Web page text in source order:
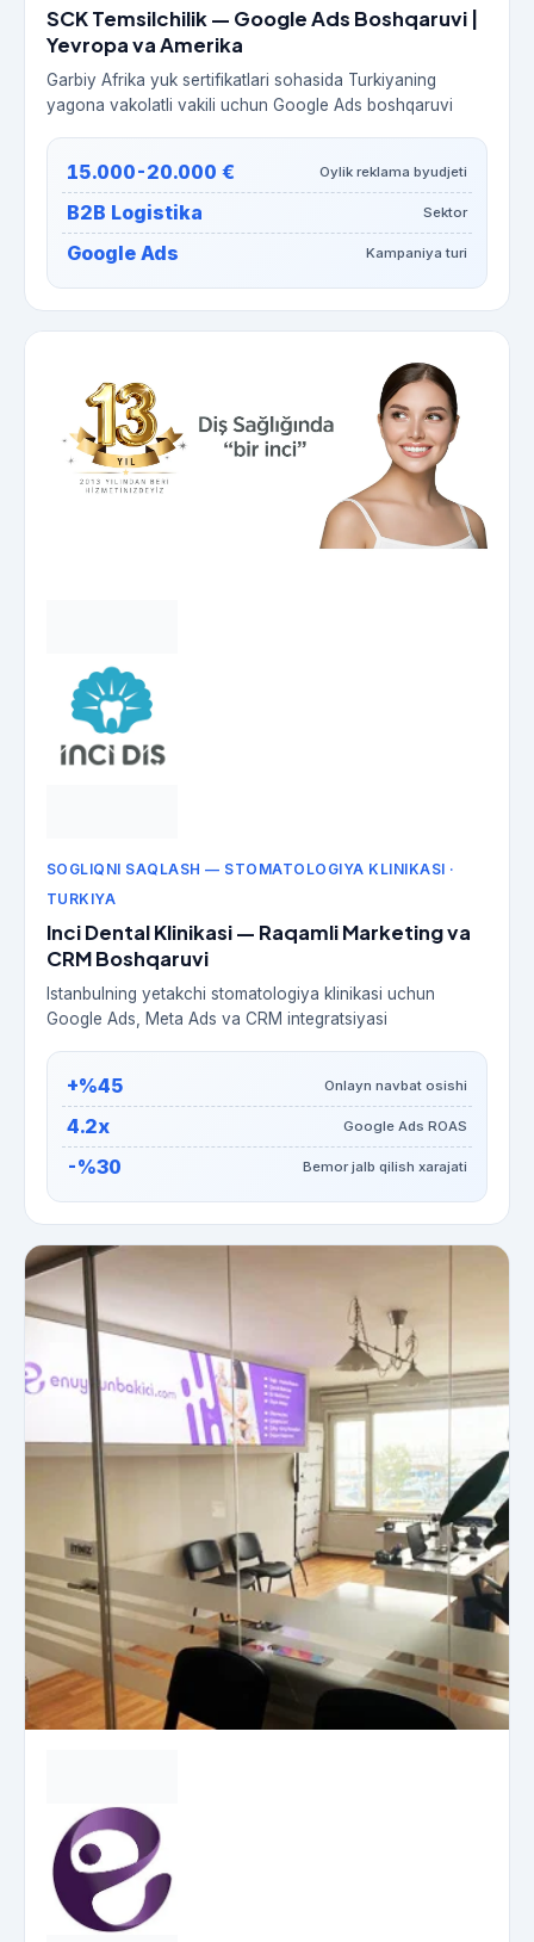
SCK Temsilchilik — Google Ads Boshqaruvi |
Yevropa va Amerika
Garbiy Afrika yuk sertifikatlari sohasida Turkiyaning
yagona vakolatli vakili uchun Google Ads boshqaruvi
15.000-20.000 € Oylik reklama byudjeti
B2B Logistika Sektor
Google Ads Kampaniya turi
SOGLIQNI SAQLASH — STOMATOLOGIYA KLINIKASI ·
TURKIYA
Inci Dental Klinikasi — Raqamli Marketing va
CRM Boshqaruvi
Istanbulning yetakchi stomatologiya klinikasi uchun
Google Ads, Meta Ads va CRM integratsiyasi
+%45 Onlayn navbat osishi
4.2x Google Ads ROAS
-%30 Bemor jalb qilish xarajati